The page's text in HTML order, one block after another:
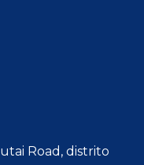
Road, distrito